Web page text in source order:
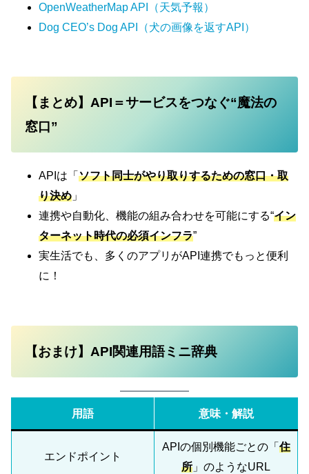
OpenWeatherMap API（天気予報）
Dog CEO’s Dog API（犬の画像を返すAPI）
【まとめ】API＝サービスをつなぐ“魔法の
窓口”
APIは「 ソフト同士がやり取りするための窓口・取
り決め 」
連携や自動化、機能の組み合わせを可能にする“イン
ターネット時代の必須インフラ”
実生活でも、多くのアプリがAPI連携でもっと便利
に！
【おまけ】API関連用語ミニ辞典
用語 意味・解説
エンドポイント
APIの個別機能ごとの「 住
所 」のようなURL